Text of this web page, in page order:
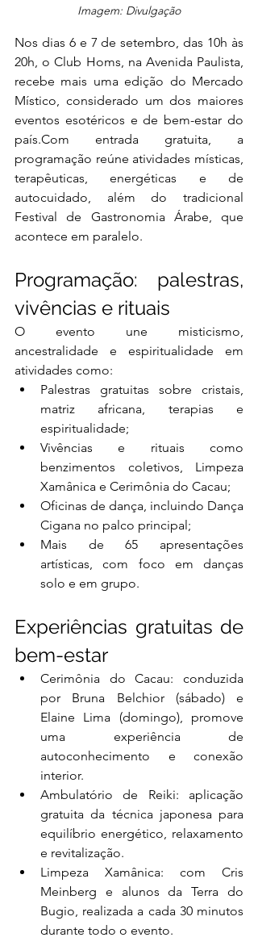
Imagem: Divulgação
Nos dias 6 e 7 de setembro, das 10h às
20h, o Club Homs, na Avenida Paulista,
recebe mais uma edição do Mercado
Místico, considerado um dos maiores
país.Com entrada gratuita, a
programação reúne atividades místicas,
terapêuticas, energéticas e de
autocuidado, além do tradicional
Festival de Gastronomia Árabe, que
acontece em paralelo.
Programação: palestras,
vivências e rituais
O evento une misticismo,
ancestralidade e espiritualidade em
atividades como:
Palestras gratuitas sobre cristais,
matriz africana, terapias e
espiritualidade;
Vivências e rituais como
benzimentos coletivos, Limpeza
Xamânica e Cerimônia do Cacau;
Oficinas de dança, incluindo Dança
Cigana no palco principal;
Mais de 65 apresentações
artísticas, com foco em danças
solo e em grupo.
Experiências gratuitas de
bem-estar
Cerimônia do Cacau: conduzida
por Bruna Belchior (sábado) e
Elaine Lima (domingo), promove
uma experiência de
autoconhecimento e conexão
interior.
Ambulatório de Reiki: aplicação
gratuita da técnica japonesa para
equilíbrio energético, relaxamento
e revitalização.
Limpeza Xamânica: com Cris
Meinberg e alunos da Terra do
Bugio, realizada a cada 30 minutos
durante todo o evento.